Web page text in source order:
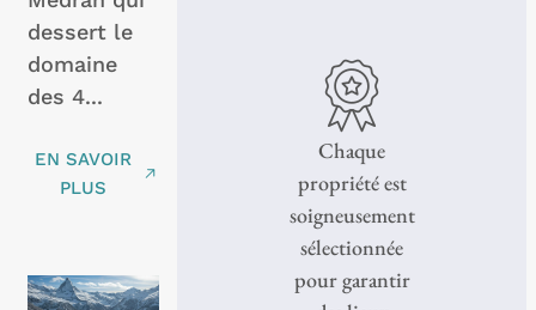
dessert le
domaine
des 4...
EN SAVOIR
PLUS
Chaque
propriété est
soigneusement
sélectionnée
pour garantir